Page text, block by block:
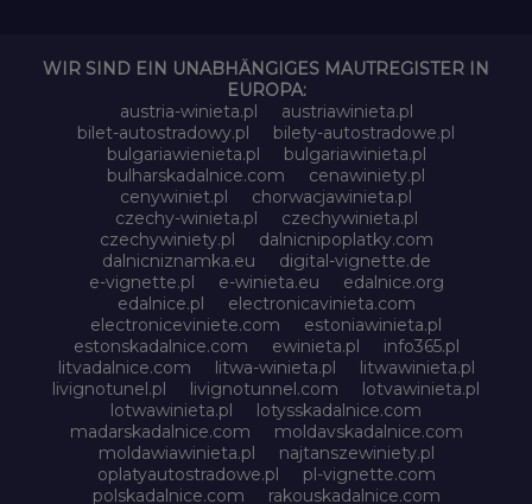
WIR SIND EIN UNABHÄNGIGES MAUTREGISTER IN
EUROPA:
austria-winieta.pl
austriawinieta.pl
bilet-autostradowy.pl
bilety-autostradowe.pl
bulgariawienieta.pl
bulgariawinieta.pl
bulharskadalnice.com
cenawiniety.pl
cenywiniet.pl
chorwacjawinieta.pl
czechy-winieta.pl
czechywinieta.pl
czechywiniety.pl
dalnicnipoplatky.com
dalnicniznamka.eu
digital-vignette.de
e-vignette.pl
e-winieta.eu
edalnice.org
edalnice.pl
electronicavinieta.com
electroniceviniete.com
estoniawinieta.pl
estonskadalnice.com
ewinieta.pl
info365.pl
litvadalnice.com
litwa-winieta.pl
litwawinieta.pl
livignotunel.pl
livignotunnel.com
lotvawinieta.pl
lotwawinieta.pl
lotysskadalnice.com
madarskadalnice.com
moldavskadalnice.com
moldawiawinieta.pl
najtanszewiniety.pl
oplatyautostradowe.pl
pl-vignette.com
polskadalnice.com
rakouskadalnice.com